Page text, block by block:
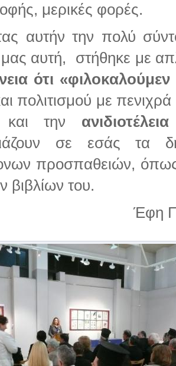
μερικές φορές.
αυτήν την πολύ
αυτή, στήθηκε με
ότι «φιλοκαλούμεν
πολιτισμού με
και την ανιδιοτέλεια
σε εσάς τα
προσπαθειών,
βιβλίων του.
Έφη